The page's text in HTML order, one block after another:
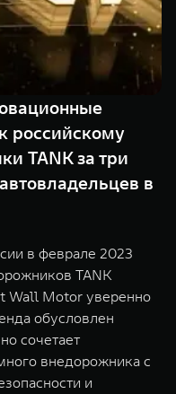
700
признания
10 199 000 ₽
нового времени
5 699 000 ₽
российскому
TANK за три
в
в феврале 2023
TANK
Wall Motor уверенно
обусловлен
сочетает
внедорожника с
и